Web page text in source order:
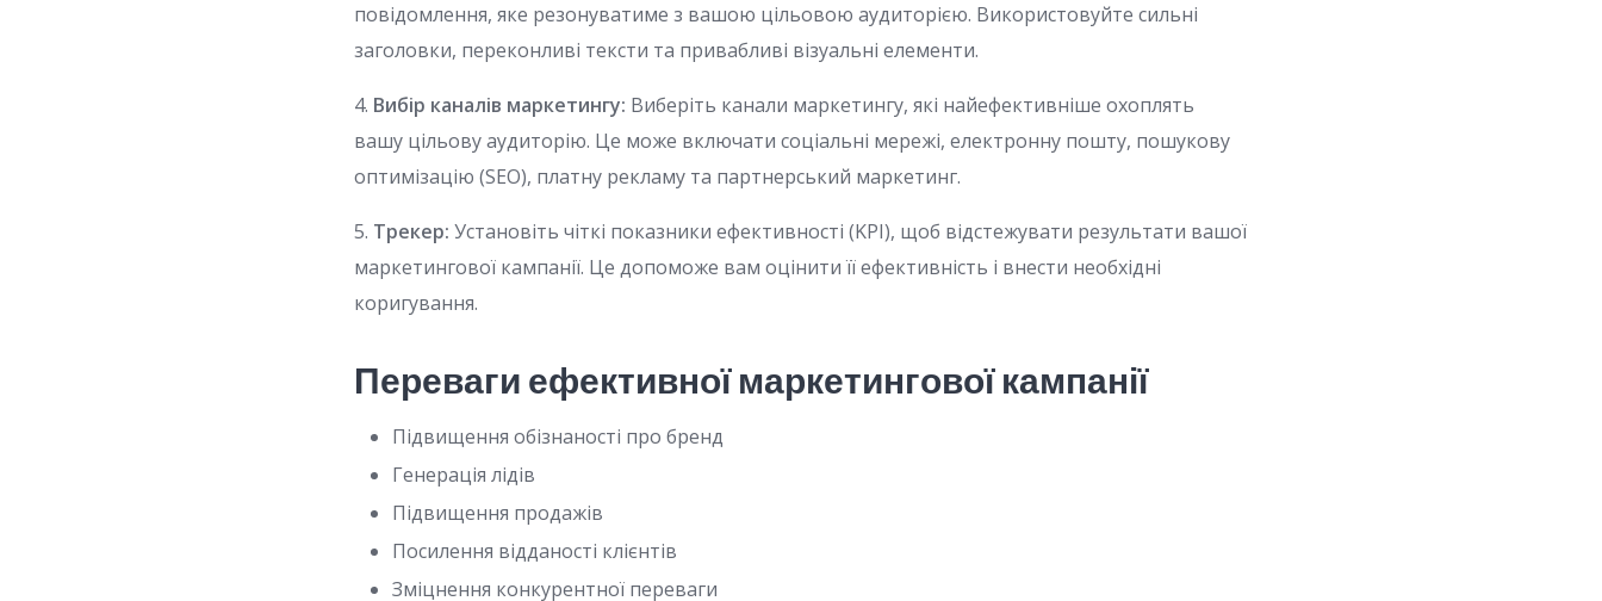
повідомлення, яке резонуватиме з вашою цільовою аудиторією. Використовуйте сильні
заголовки, переконливі тексти та привабливі візуальні елементи.
4. Вибір каналів маркетингу: Виберіть канали маркетингу, які найефективніше охоплять
вашу цільову аудиторію. Це може включати соціальні мережі, електронну пошту, пошукову
оптимізацію (SEO), платну рекламу та партнерський маркетинг.
5. Трекер: Установіть чіткі показники ефективності (KPI), щоб відстежувати результати вашої
маркетингової кампанії. Це допоможе вам оцінити її ефективність і внести необхідні
коригування.
Переваги ефективної маркетингової кампанії
Підвищення обізнаності про бренд
Генерація лідів
Підвищення продажів
Посилення відданості клієнтів
Зміцнення конкурентної переваги